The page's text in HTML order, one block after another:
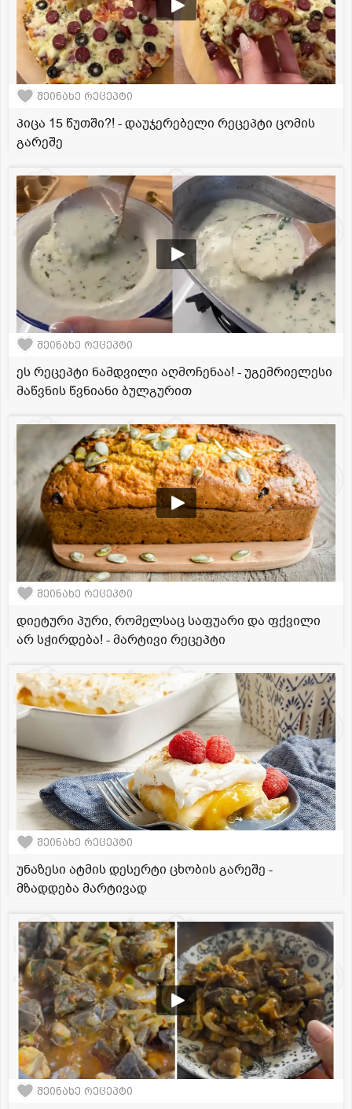
შეინახე რეცეპტი
პიცა 15 წუთში?! - დაუჯერებელი რეცეპტი ცომის
გარეშე
შეინახე რეცეპტი
ეს რეცეპტი ნამდვილი აღმოჩენაა! - უგემრიელესი
მაწვნის წვნიანი ბულგურით
შეინახე რეცეპტი
დიეტური პური, რომელსაც საფუარი და ფქვილი
არ სჭირდება! - მარტივი რეცეპტი
შეინახე რეცეპტი
უნაზესი ატმის დესერტი ცხობის გარეშე -
მზადდება მარტივად
შეინახე რეცეპტი